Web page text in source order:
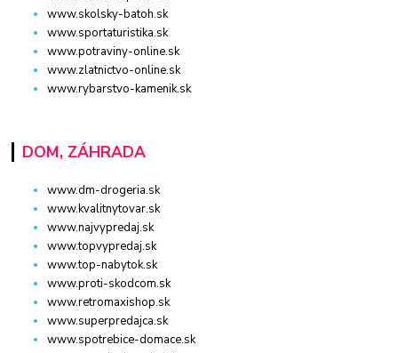
www.skolsky-batoh.sk
www.sportaturistika.sk
www.potraviny-online.sk
www.zlatnictvo-online.sk
www.rybarstvo-kamenik.sk
DOM, ZÁHRADA
www.dm-drogeria.sk
www.kvalitnytovar.sk
www.najvypredaj.sk
www.topvypredaj.sk
www.top-nabytok.sk
www.proti-skodcom.sk
www.retromaxishop.sk
www.superpredajca.sk
www.spotrebice-domace.sk